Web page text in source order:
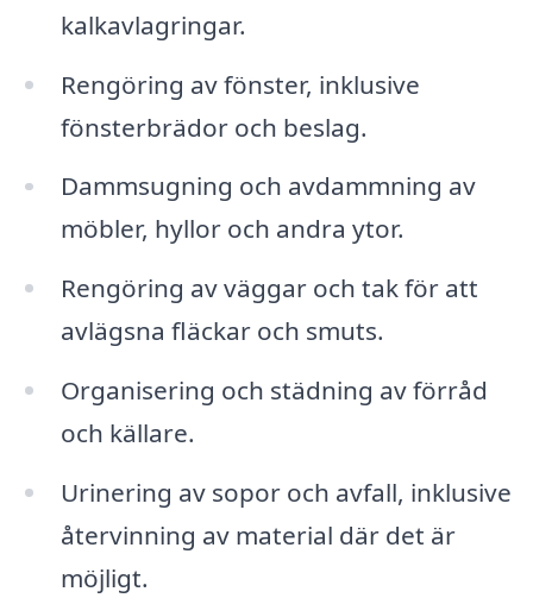
kalkavlagringar.
Rengöring av fönster, inklusive
fönsterbrädor och beslag.
Dammsugning och avdammning av
möbler, hyllor och andra ytor.
Rengöring av väggar och tak för att
avlägsna fläckar och smuts.
Organisering och städning av förråd
och källare.
Urinering av sopor och avfall, inklusive
återvinning av material där det är
möjligt.